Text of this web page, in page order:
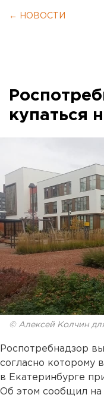
← НОВОСТИ
купаться
© Алексей Колчин
Роспотребнадзор
согласно которому
в Екатеринбурге
Об этом сообщил на